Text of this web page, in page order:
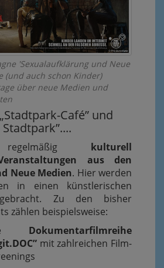
'Sexualaufklärung und Neue
(und auch schon Kinder)
über neue Medien und
Café” und
regelmäßig kulturell
aus den
Neue Medien. Hier werden
in einen künstlerischen
gebracht. Zu den bisher
zählen beispielsweise:
Dokumentarfilmreihe
mit zahlreichen Film-